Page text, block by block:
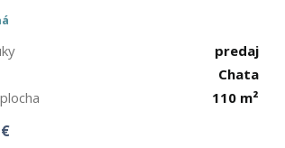
predaj
Chata
110 m²